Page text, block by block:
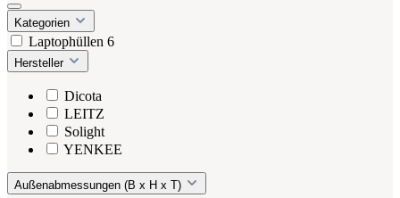
Kategorien
Laptophüllen 6
Hersteller
Dicota
LEITZ
Solight
YENKEE
Außenabmessungen (B x H x T)